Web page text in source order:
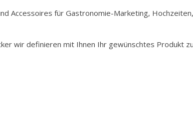
Accessoires für Gastronomie-Marketing, Hochzeiten,
wir definieren mit Ihnen Ihr gewünschtes Produkt